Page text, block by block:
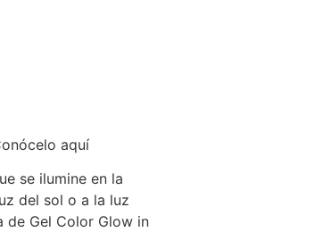
aquí
se ilumine en la
del sol o a la luz
de Gel Color Glow in